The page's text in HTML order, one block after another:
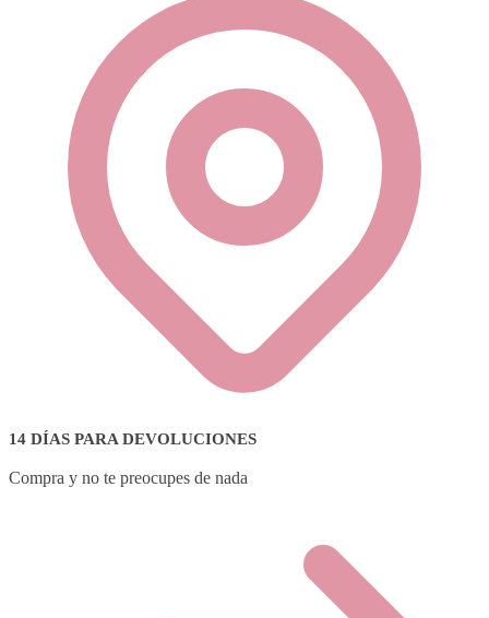
14 DÍAS PARA DEVOLUCIONES
Compra y no te preocupes de nada